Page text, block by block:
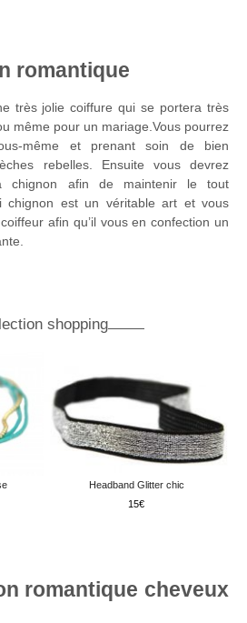
romantique
très jolie coiffure qui se portera très
même pour un mariage.Vous pourrez
même et prenant soin de bien
rebelles. Ensuite vous devrez
chignon afin de maintenir le tout
chignon est un véritable art et vous
afin qu’il vous en confection un
shopping
Headband Glitter chic
15
romantique cheveux